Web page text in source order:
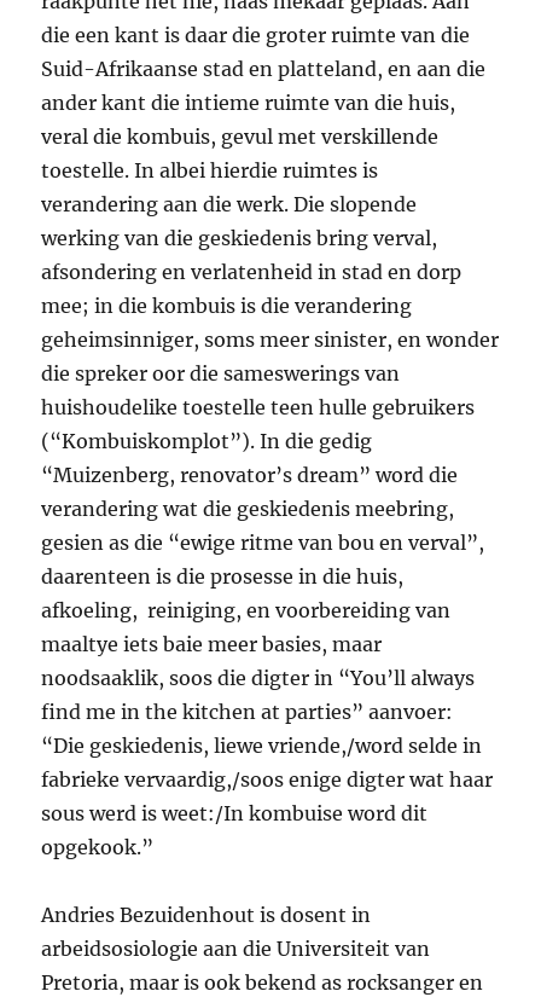
die een kant is daar die groter ruimte van die
Suid-Afrikaanse stad en platteland, en aan die
ander kant die intieme ruimte van die huis,
veral die kombuis, gevul met verskillende
toestelle. In albei hierdie ruimtes is
verandering aan die werk. Die slopende
werking van die geskiedenis bring verval,
afsondering en verlatenheid in stad en dorp
mee; in die kombuis is die verandering
geheimsinniger, soms meer sinister, en wonder
die spreker oor die sameswerings van
huishoudelike toestelle teen hulle gebruikers
(“Kombuiskomplot”). In die gedig
“Muizenberg, renovator’s dream” word die
verandering wat die geskiedenis meebring,
gesien as die “ewige ritme van bou en verval”,
daarenteen is die prosesse in die huis,
afkoeling, reiniging, en voorbereiding van
maaltye iets baie meer basies, maar
noodsaaklik, soos die digter in “You’ll always
find me in the kitchen at parties” aanvoer:
“Die geskiedenis, liewe vriende,/word selde in
fabrieke vervaardig,/soos enige digter wat haar
sous werd is weet:/In kombuise word dit
opgekook.”
Andries Bezuidenhout is dosent in
arbeidsosiologie aan die Universiteit van
Pretoria, maar is ook bekend as rocksanger en